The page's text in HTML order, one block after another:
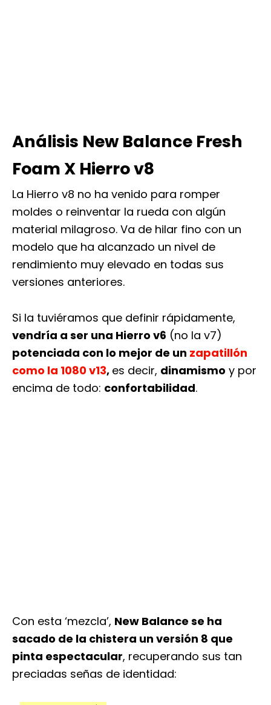
Análisis New Balance Fresh
Foam X Hierro v8
La Hierro v8 no ha venido para romper
moldes o reinventar la rueda con algún
material milagroso. Va de hilar fino con un
modelo que ha alcanzado un nivel de
rendimiento muy elevado en todas sus
versiones anteriores.
Si la tuviéramos que definir rápidamente,
vendría a ser una Hierro v6 (no la v7)
potenciada con lo mejor de un zapatillón
como la 1080 v13, es decir, dinamismo y por
encima de todo: confortabilidad.
Con esta ‘mezcla’, New Balance se ha
sacado de la chistera un versión 8 que
pinta espectacular, recuperando sus tan
preciadas señas de identidad: